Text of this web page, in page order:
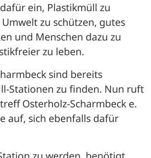
ein, Plastikmüll zu
zu schützen, gutes
und Menschen dazu zu
zu leben.
sind bereits
Stationen zu finden. Nun ruft
Osterholz-Scharmbeck e.
auf, sich ebenfalls dafür